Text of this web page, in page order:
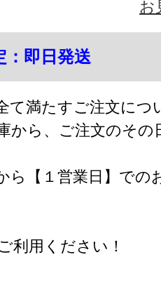
お
：即日発送
満たすご注文につ
から、ご注文のそ
ら【１営業日】での
利用ください！